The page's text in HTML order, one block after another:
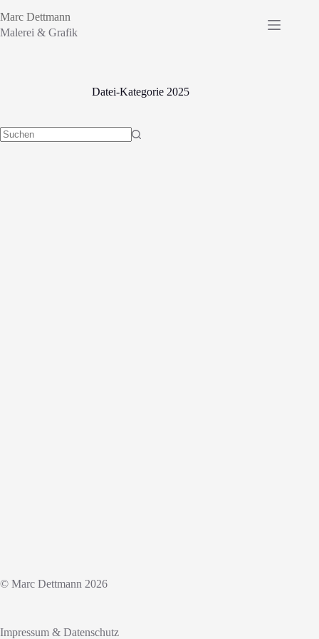
Inhalt
springen
Marc Dettmann
Malerei & Grafik
Datei-Kategorie2025
© Marc Dettmann 2026
Impressum & Datenschutz